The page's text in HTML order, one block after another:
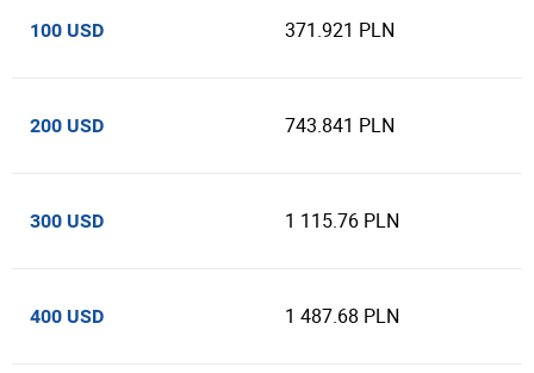
100 USD 371.921 PLN
200 USD 743.841 PLN
300 USD 1 115.76 PLN
400 USD 1 487.68 PLN